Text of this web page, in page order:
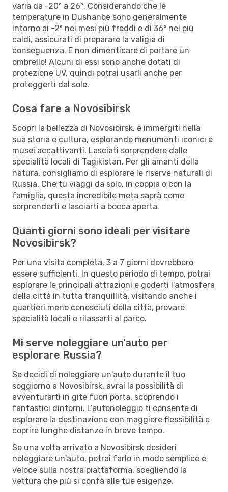
varia da -20º a 26º. Considerando che le
temperature in Dushanbe sono generalmente
intorno ai -2º nei mesi più freddi e di 36º nei più
caldi, assicurati di preparare la valigia di
conseguenza. E non dimenticare di portare un
ombrello! Alcuni di essi sono anche dotati di
protezione UV, quindi potrai usarli anche per
proteggerti dal sole.
Cosa fare a Novosibirsk
Scopri la bellezza di Novosibirsk, e immergiti nella
sua storia e cultura, esplorando monumenti iconici e
musei accattivanti. Lasciati sorprendere dalle
specialità locali di Tagikistan. Per gli amanti della
natura, consigliamo di esplorare le riserve naturali di
Russia. Che tu viaggi da solo, in coppia o con la
famiglia, questa incredibile meta saprà come
sorprenderti e lasciarti a bocca aperta.
Quanti giorni sono ideali per visitare
Novosibirsk?
Per una visita completa, 3 a 7 giorni dovrebbero
essere sufficienti. In questo periodo di tempo, potrai
esplorare le principali attrazioni e goderti l'atmosfera
della città in tutta tranquillità, visitando anche i
quartieri meno conosciuti della città, provare
specialità locali e rilassarti al parco.
Mi serve noleggiare un'auto per
esplorare Russia?
Se decidi di noleggiare un'auto durante il tuo
soggiorno a Novosibirsk, avrai la possibilità di
avventurarti in gite fuori porta, scoprendo i
fantastici dintorni. L’autonoleggio ti consente di
esplorare la destinazione con maggiore flessibilità e
coprire lunghe distanze in breve tempo.
Se una volta arrivato a Novosibirsk desideri
noleggiare un'auto, potrai farlo in modo semplice e
veloce sulla nostra piattaforma, scegliendo la
vettura che più si confà alle tue esigenze.